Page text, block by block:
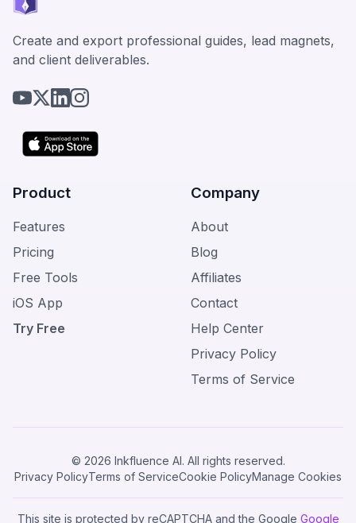
Create and export professional guides, lead magnets,
and client deliverables.
Product
Features
Pricing
Free Tools
iOS App
Try Free
Company
About
Blog
Affiliates
Contact
Help Center
Privacy Policy
Terms of Service
© 2026 Inkfluence AI. All rights reserved.
Privacy PolicyTerms of ServiceCookie PolicyManage Cookies
This site is protected by reCAPTCHA and the Google Google